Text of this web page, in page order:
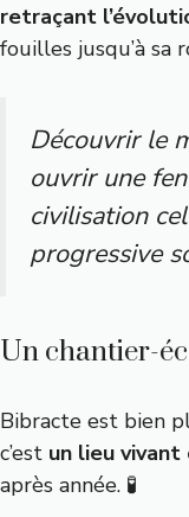
retraçant
fouilles jusqu’à sa
Découvrir le
ouvrir une
civilisation
progressive
Un chantier-
Bibracte est bien
c’est un lieu vivant
après année. 🧪